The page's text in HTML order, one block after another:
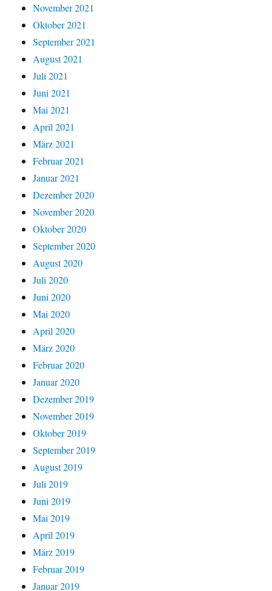
November 2021
Oktober 2021
September 2021
August 2021
Juli 2021
Juni 2021
Mai 2021
April 2021
März 2021
Februar 2021
Januar 2021
Dezember 2020
November 2020
Oktober 2020
September 2020
August 2020
Juli 2020
Juni 2020
Mai 2020
April 2020
März 2020
Februar 2020
Januar 2020
Dezember 2019
November 2019
Oktober 2019
September 2019
August 2019
Juli 2019
Juni 2019
Mai 2019
April 2019
März 2019
Februar 2019
Januar 2019